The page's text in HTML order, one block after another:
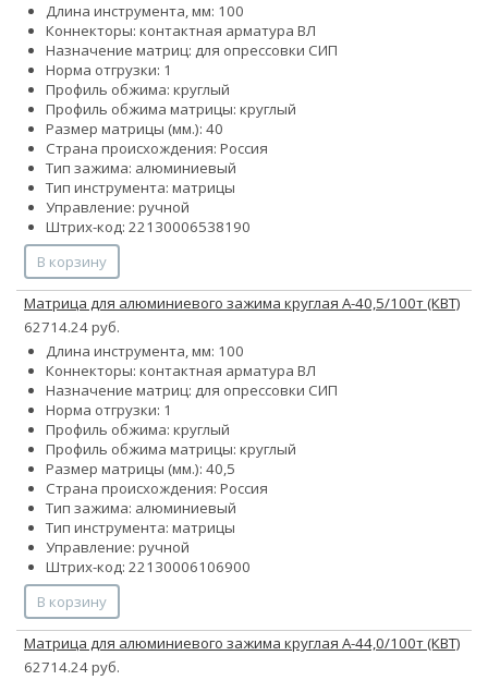
Длина инструмента, мм: 100
Коннекторы: контактная арматура ВЛ
Назначение матриц: для опрессовки СИП
Норма отгрузки: 1
Профиль обжима: круглый
Профиль обжима матрицы: круглый
Размер матрицы (мм.): 40
Страна происхождения: Россия
Тип зажима: алюминиевый
Тип инструмента: матрицы
Управление: ручной
Штрих-код: 22130006538190
В корзину
Матрица для алюминиевого зажима круглая А-40,5/100т (КВТ)
62714.24 руб.
Длина инструмента, мм: 100
Коннекторы: контактная арматура ВЛ
Назначение матриц: для опрессовки СИП
Норма отгрузки: 1
Профиль обжима: круглый
Профиль обжима матрицы: круглый
Размер матрицы (мм.): 40,5
Страна происхождения: Россия
Тип зажима: алюминиевый
Тип инструмента: матрицы
Управление: ручной
Штрих-код: 22130006106900
В корзину
Матрица для алюминиевого зажима круглая А-44,0/100т (КВТ)
62714.24 руб.